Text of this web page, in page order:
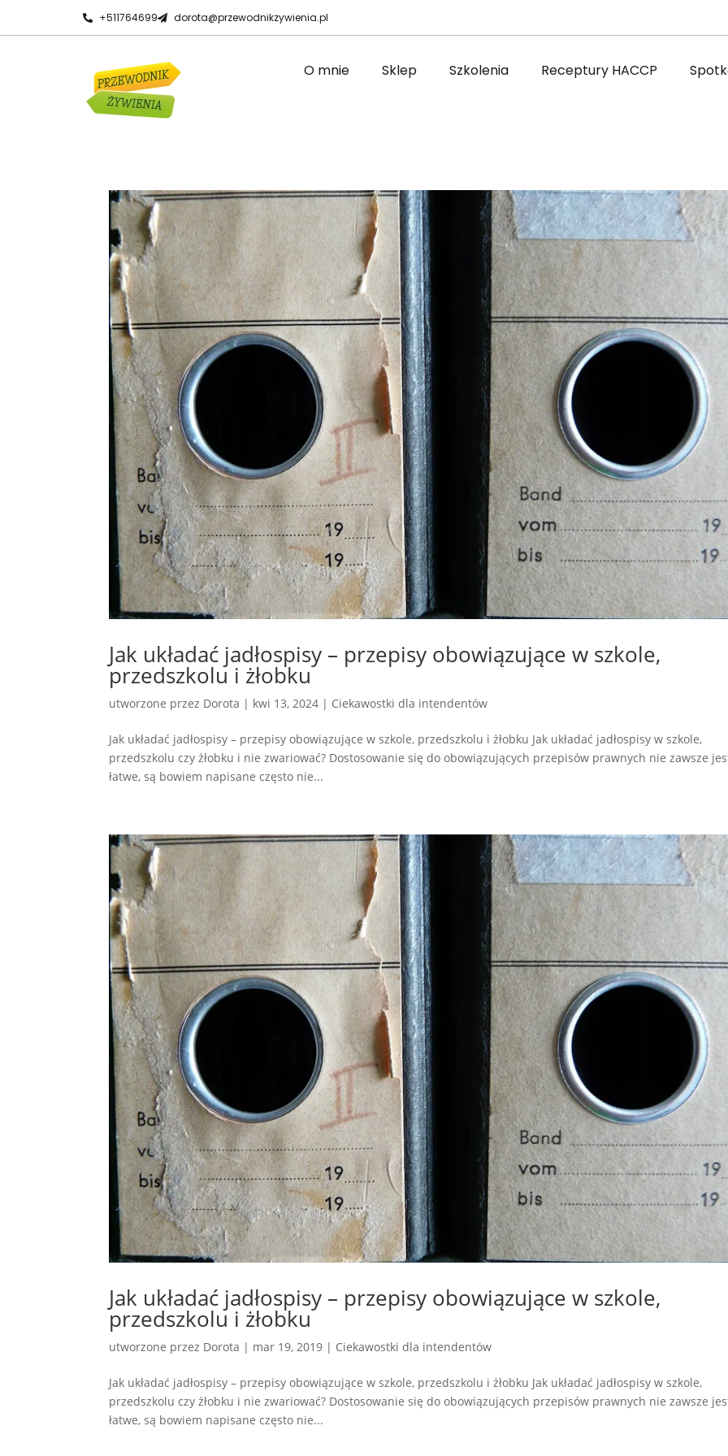
+511764699 dorota@przewodnikzywienia.pl
O mnie Sklep Szkolenia Receptury HACCP
Jak układać jadłospisy – przepisy obowiązujące w szkole,
przedszkolu i żłobku
utworzone przez Dorota | kwi 13, 2024 | Ciekawostki dla intendentów
Jak układać jadłospisy – przepisy obowiązujące w szkole, przedszkolu i żłobku Jak układać jadłospisy w szkole,
przedszkolu czy żłobku i nie zwariować? Dostosowanie się do obowiązujących przepisów prawnych nie zawsze
łatwe, są bowiem napisane często nie...
Jak układać jadłospisy – przepisy obowiązujące w szkole,
przedszkolu i żłobku
utworzone przez Dorota | mar 19, 2019 | Ciekawostki dla intendentów
Jak układać jadłospisy – przepisy obowiązujące w szkole, przedszkolu i żłobku Jak układać jadłospisy w szkole,
przedszkolu czy żłobku i nie zwariować? Dostosowanie się do obowiązujących przepisów prawnych nie zawsze
łatwe, są bowiem napisane często nie...